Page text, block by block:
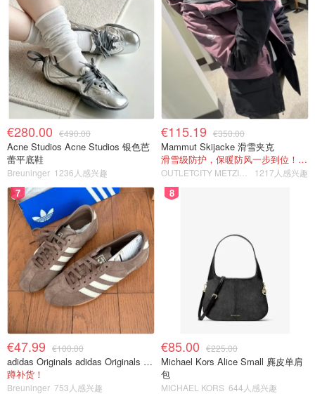
€280.00 €490.00
Acne Studios Acne Studios 银色芭
蕾平底鞋
Breuninger 1236人感兴趣
€115.19 €350.00
Mammut Skijacke 滑雪夹克
滑雪级防护，保暖防风一步到位！仅剩s！
1217人感兴趣
7
€47.99 €100.00
adidas Originals adidas Originals TOKYO 复古休闲鞋 深棕色
蹲补货！
Breuninger 753人感兴趣
8
€85.00 €225.00
Michael Kors Alice Small 麂皮单肩
包
MICHAEL KORS 644人感兴趣